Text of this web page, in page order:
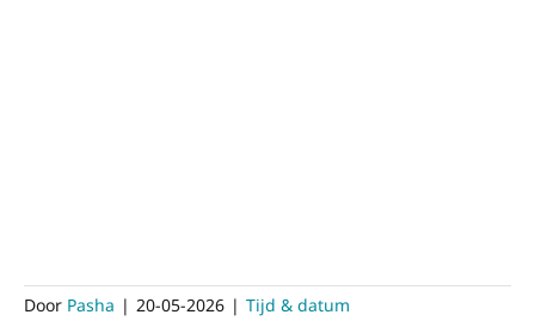
Door Pasha | 20-05-2026 | Tijd & datum